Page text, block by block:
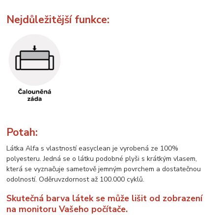
Nejdůležitější funkce:
Potah:
Látka Alfa s vlastností easyclean je vyrobená ze 100%
polyesteru. Jedná se o látku podobné plyši s krátkým vlasem,
která se vyznačuje sametově jemným povrchem a dostatečnou
odolností. Oděruvzdornost až 100.000 cyklů.
Skutečná barva látek se může lišit od zobrazení
na monitoru Vašeho počítače.